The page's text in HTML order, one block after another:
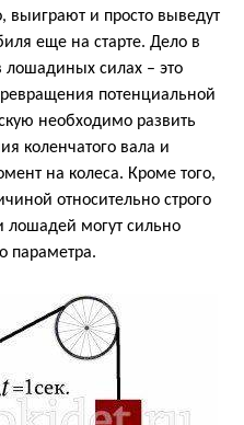
выиграют и просто выведут
еще на старте. Дело в
лошадиных силах – это
потенциальной
необходимо развить
коленчатого вала и
на колеса. Кроме того,
относительно строго
лошадей могут сильно
параметра.